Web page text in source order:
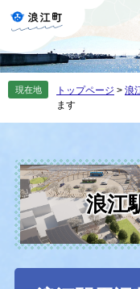
の
先
す
ー
を
し
現在地 トップページ > 浪
ます
浪江
本